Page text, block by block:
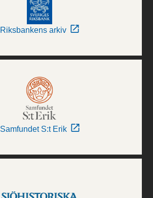
Riksbankens arkiv
Samfundet S:t Erik